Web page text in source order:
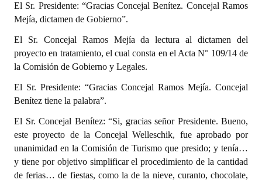
El Sr. Presidente: “Gracias Concejal Benítez. Concejal Ramos
Mejía, dictamen de Gobierno”.
El Sr. Concejal Ramos Mejía da lectura al dictamen del
proyecto en tratamiento, el cual consta en el Acta N° 109/14 de
la Comisión de Gobierno y Legales.
El Sr. Presidente: “Gracias Concejal Ramos Mejía. Concejal
Benítez tiene la palabra”.
El Sr. Concejal Benítez: “Si, gracias señor Presidente. Bueno,
este proyecto de la Concejal Welleschik, fue aprobado por
unanimidad en la Comisión de Turismo que presido; y tenía…
y tiene por objetivo simplificar el procedimiento de la cantidad
de ferias… de fiestas, como la de la nieve, curanto, chocolate,